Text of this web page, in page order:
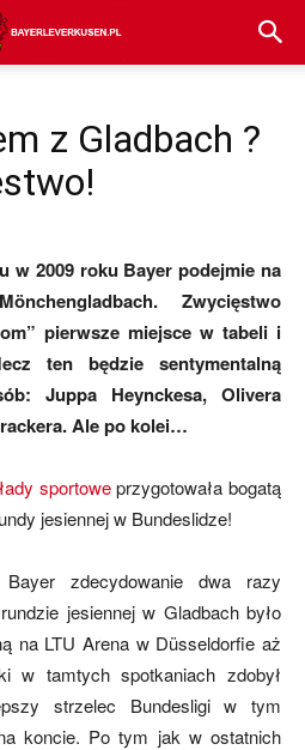
z Gladbach ?
w 2009 roku Bayer podejmie na
Zwycięstwo
pierwsze miejsce w tabeli i
ten będzie sentymentalną
Juppa Heynckesa, Olivera
Ale po kolei…
sportoweprzygotowała bogatą
jesiennej w Bundeslidze!
zdecydowanie dwa razy
jesiennej w Gladbach było
na LTU Arena w Düsseldorfie aż
w tamtych spotkaniach zdobył
strzelec Bundesligi w tym
koncie. Po tym jak w ostatnich